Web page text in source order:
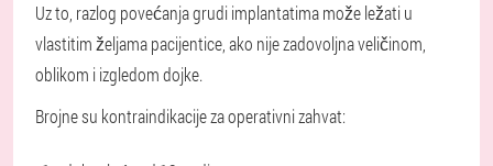
Uz to, razlog povećanja grudi implantatima može ležati u
vlastitim željama pacijentice, ako nije zadovoljna veličinom,
oblikom i izgledom dojke.
Brojne su kontraindikacije za operativni zahvat: